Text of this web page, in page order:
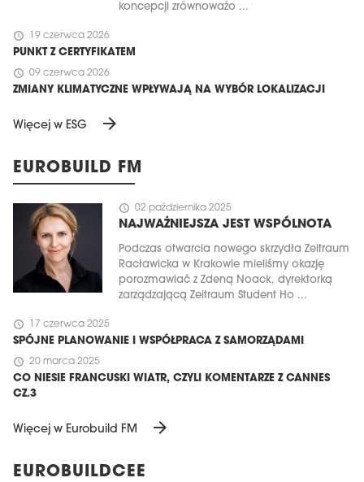
koncepcji zrównoważo ...
schedule 19 czerwca 2026
PUNKT Z CERTYFIKATEM
schedule 09 czerwca 2026
ZMIANY KLIMATYCZNE WPŁYWAJĄ NA WYBÓR LOKALIZACJI
Więcej w ESG arrow_forward
EUROBUILD FM
schedule 02 października 2025
NAJWAŻNIEJSZA JEST WSPÓLNOTA
Podczas otwarcia nowego skrzydła Zeitraum
Racławicka w Krakowie mieliśmy okazję
porozmawiać z Zdeną Noack, dyrektorką
zarządzającą Zeitraum Student Ho ...
schedule 17 czerwca 2025
SPÓJNE PLANOWANIE I WSPÓŁPRACA Z SAMORZĄDAMI
schedule 20 marca 2025
CO NIESIE FRANCUSKI WIATR, CZYLI KOMENTARZE Z CANNES
CZ.3
Więcej w Eurobuild FM arrow_forward
EUROBUILDCEE